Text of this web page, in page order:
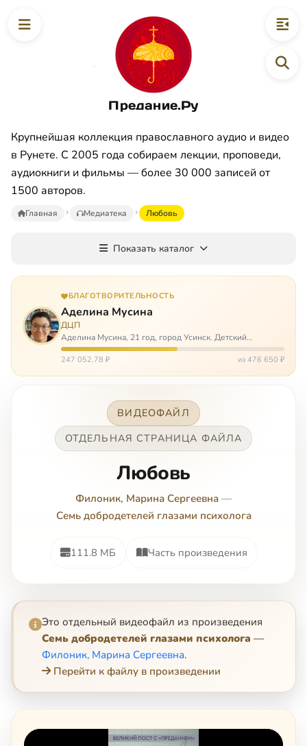
Предание.Ру
Крупнейшая коллекция православного аудио и видео
в Рунете. С 2005 года собираем лекции, проповеди,
аудиокниги и фильмы — более 30 000 записей от
1500 авторов.
Главная Медиатека Любовь
Показать каталог
БЛАГОТВОРИТЕЛЬНОСТЬ
Аделина Мусина
ДЦП
Аделина Мусина, 21 год, город Усинск. Детский
церебральный паралич, передвигается на ходунках или
коляске. Аделине требуется помощь, чтобы ноги
247 052,78 ₽ из 476 650 ₽
ВИДЕОФАЙЛ
ОТДЕЛЬНАЯ СТРАНИЦА ФАЙЛА
Любовь
Филоник, Марина Сергеевна —
Семь добродетелей глазами психолога
111.8 МБ Часть произведения
Это отдельный видеофайл из произведения
Семь добродетелей глазами психолога —
Филоник, Марина Сергеевна.
Перейти к файлу в произведении